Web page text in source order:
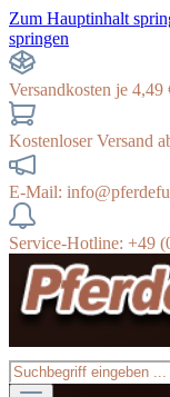
Zum Hauptinhalt
springen
Versandkosten je
Kostenloser Versand
E-Mail:
Service-Hotline: +49